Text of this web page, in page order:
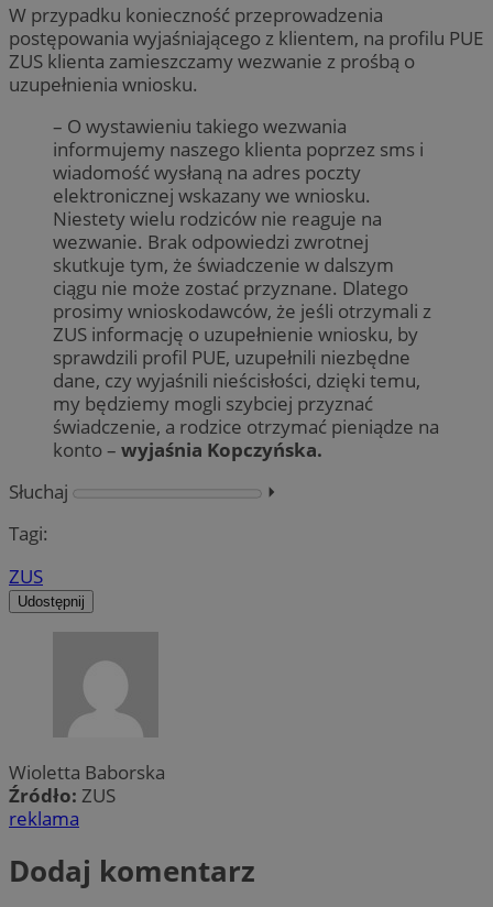
W przypadku konieczność przeprowadzenia
postępowania wyjaśniającego z klientem, na profilu PUE
ZUS klienta zamieszczamy wezwanie z prośbą o
uzupełnienia wniosku.
– O wystawieniu takiego wezwania
informujemy naszego klienta poprzez sms i
wiadomość wysłaną na adres poczty
elektronicznej wskazany we wniosku.
Niestety wielu rodziców nie reaguje na
wezwanie. Brak odpowiedzi zwrotnej
skutkuje tym, że świadczenie w dalszym
ciągu nie może zostać przyznane. Dlatego
prosimy wnioskodawców, że jeśli otrzymali z
ZUS informację o uzupełnienie wniosku, by
sprawdzili profil PUE, uzupełnili niezbędne
dane, czy wyjaśnili nieścisłości, dzięki temu,
my będziemy mogli szybciej przyznać
świadczenie, a rodzice otrzymać pieniądze na
konto – wyjaśnia Kopczyńska.
Słuchaj
⏵︎
Tagi:
ZUS
Udostępnij
Wioletta Baborska
Źródło: ZUS
reklama
Dodaj komentarz